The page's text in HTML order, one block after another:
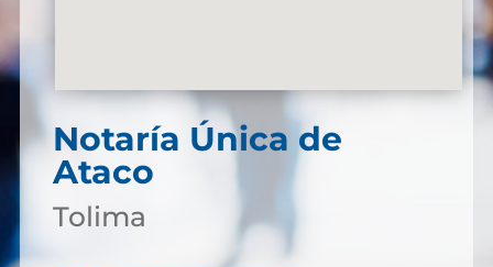
Notaría Única de
Ataco
Tolima